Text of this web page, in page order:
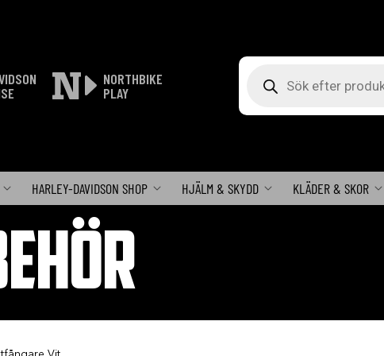
NORTHBIKE
PLAY
HARLEY-DAVIDSON SHOP HJÄLM & SKYDD KLÄDER & SKOR